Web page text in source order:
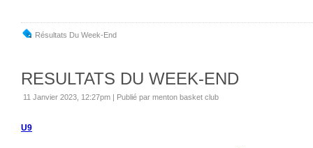
Résultats Du Week-End
RESULTATS DU WEEK-END
11 Janvier 2023, 12:27pm | Publié par menton basket club
U9